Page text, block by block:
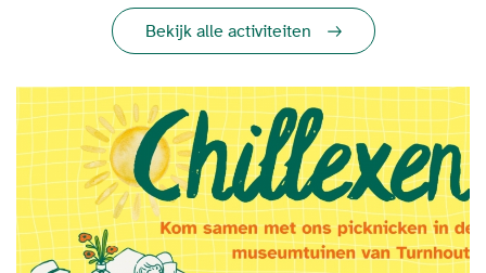
Bekijk alle activiteiten